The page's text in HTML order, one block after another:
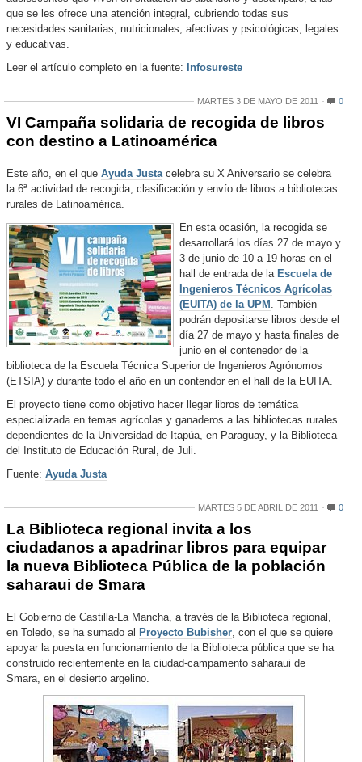
que se les ofrece una atención integral, cubriendo todas sus
necesidades sanitarias, nutricionales, afectivas y psicológicas, legales
y educativas.
Leer el artículo completo en la fuente: Infosureste
MARTES 3 DE MAYO DE 2011 0
VI Campaña solidaria de recogida de libros
con destino a Latinoamérica
Este año, en el que Ayuda Justacelebra su X Aniversario se celebra
la 6ª actividad de recogida, clasificación y envío de libros a bibliotecas
rurales de Latinoamérica.
En esta ocasión, la recogida se
desarrollará los días 27 de mayo y
3 de junio de 10 a 19 horas en el
hall de entrada de la Escuela de
Ingenieros Técnicos Agrícolas
(EUITA) de la UPM . También
podrán depositarse libros desde el
día 27 de mayo y hasta finales de
junio en el contenedor de la
biblioteca de la Escuela Técnica Superior de Ingenieros Agrónomos
(ETSIA) y durante todo el año en un contendor en el hall de la EUITA.
El proyecto tiene como objetivo hacer llegar libros de temática
especializada en temas agrícolas y ganaderos a las bibliotecas rurales
dependientes de la Universidad de Itapúa, en Paraguay, y la Biblioteca
del Instituto de Educación Rural, de Juli.
Fuente: Ayuda Justa
MARTES 5 DE ABRIL DE 2011 0
La Biblioteca regional invita a los
ciudadanos a apadrinar libros para equipar
la nueva Biblioteca Pública de la población
saharaui de Smara
El Gobierno de Castilla-La Mancha, a través de la Biblioteca regional,
en Toledo, se ha sumado al Proyecto Bubisher, con el que se quiere
apoyar la puesta en funcionamiento de la Biblioteca pública que se ha
construido recientemente en la ciudad-campamento saharaui de
Smara, en el desierto argelino.